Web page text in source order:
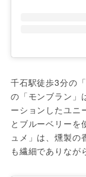
千石駅徒歩3分の
の「モンブラン」
ーションしたユニ
とブルーベリーを
ュメ」は、燻製の
も繊細でありなが